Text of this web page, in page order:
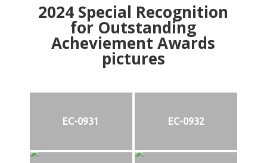
2024 Special Recognition
for Outstanding
Acheviement Awards
pictures
EC-0931 EC-0932